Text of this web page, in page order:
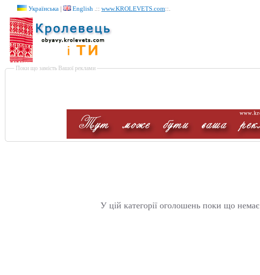
Українська English .:: www.KROLEVETS.com::.
Поки що замість Вашої реклами
У цій категорії оголошень поки що немає